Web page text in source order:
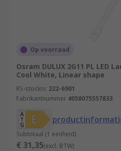
Op voorraad
Osram DULUX 2G11 PL LED
Cool White, Linear shape
RS-stocknr. 222-6901
Fabrikantnummer 4058075557833
Subtotaal (1 eenheid)
€ 31,35(excl. BTW)